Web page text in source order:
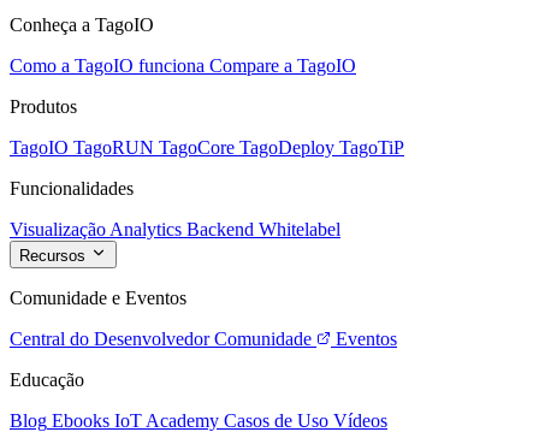
Conheça a TagoIO
Como a TagoIO funciona Compare a TagoIO
Produtos
TagoIO TagoRUN TagoCore TagoDeploy TagoTiP
Funcionalidades
Visualização Analytics Backend Whitelabel
Recursos
Comunidade e Eventos
Central do Desenvolvedor Comunidade
Eventos
Educação
Blog Ebooks IoT Academy Casos de Uso Vídeos